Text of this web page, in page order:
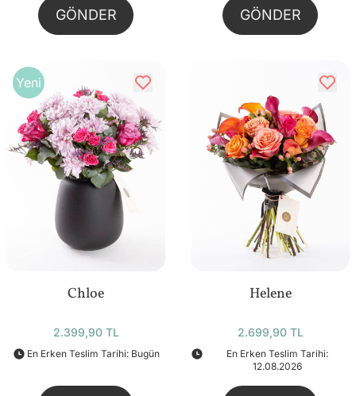
GÖNDER GÖNDER
Yeni
Chloe
2.399,90 TL
En Erken Teslim Tarihi: Bugün
Helene
2.699,90 TL
En Erken Teslim Tarihi:
12.08.2026